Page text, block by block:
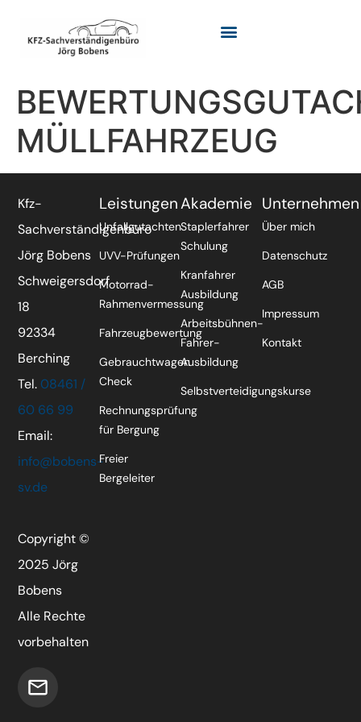
MÜLLFAHRZEUG
Kfz-
Sachverständigenbüro
Jörg Bobens
Schweigersdorf
18
92334
Berching
Tel. 08461 /
60 66 99
Email:
info@bobens-
sv.de
Copyright ©
2025 Jörg
Bobens
Alle Rechte
vorbehalten
Leistungen
Unfallgutachten
UVV-Prüfungen
Motorrad-
Rahmenvermessung
Fahrzeugbewertung
Gebrauchtwagen
Check
Rechnungsprüfung
für Bergung
Freier
Bergeleiter
Akademie
Staplerfahrer
Schulung
Kranfahrer
Ausbildung
Arbeitsbühnen-
Fahrer-
Ausbildung
Selbstverteidigungskurse
Unternehmen
Über mich
Datenschutz
AGB
Impressum
Kontakt